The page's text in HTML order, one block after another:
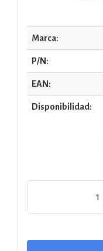
Marca:
P/N:
EAN:
Disponibilidad: